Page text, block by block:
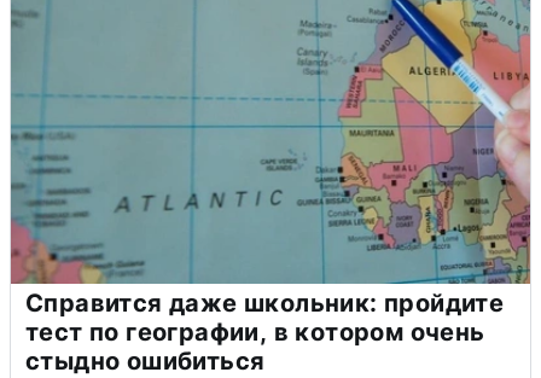
Справится даже школьник: пройдите
тест по географии, в котором очень
стыдно ошибиться